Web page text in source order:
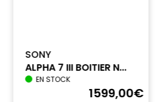
SONY
ALPHA 7 III BOITIER N...
EN STOCK
1599,00€